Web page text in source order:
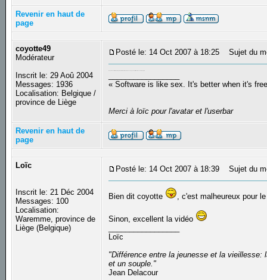
Revenir en haut de
page
coyotte49
Modérateur
Inscrit le: 29 Aoû 2004
Messages: 1936
Localisation: Belgique /
province de Liège
Posté le: 14 Oct 2007 à 18:25 Sujet du
« Software is like sex. It's better when it's
Merci à loïc pour l'avatar et l'userbar
Revenir en haut de
page
Loïc
Inscrit le: 21 Déc 2004
Messages: 100
Localisation:
Waremme, province de
Liège (Belgique)
Posté le: 14 Oct 2007 à 18:39 Sujet du
Bien dit coyotte , c'est malheureux pour
Sinon, excellent la vidéo
Loïc
"Différence entre la jeunesse et la vieillesse:
et un souple."
Jean Delacour